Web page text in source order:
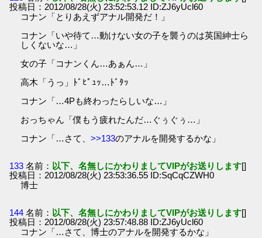
投稿日：2012/08/28(火) 23:52:53.12 ID:ZJ6yUcl60
コナン「とりあえずアナル開発だ！」
コナン「いや待て…動けない女の子を襲うのは英国紳士ら
しくないな…」
女の子「コナンくん…あぁん…」
高木「うっ」ﾄﾞﾋﾟｭｯ…ﾄﾞﾀｯ
コナン「…4Pも終わったらしいな…」
おっちゃん「僕もう疲れたんだ…ぐぅぐぅ…」
コナン「…さて、>>133のアナルを開発するかな」
133 名前： 以下、名無しにかわりましてVIPがお送りします[]
投稿日：2012/08/28(火) 23:53:36.55 ID:SqCqCZWH0
博士
144 名前： 以下、名無しにかわりましてVIPがお送りします[]
投稿日：2012/08/28(火) 23:57:48.88 ID:ZJ6yUcl60
コナン「…さて、博士のアナルを開発するかな」